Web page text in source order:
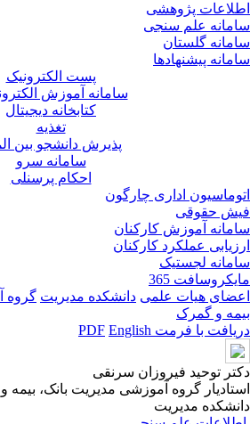
اطلاعات پژوهشی
سامانه علم سنجی
سامانه گلستان
سامانه پیشنهادها
پست الکترونیک
سامانه آموزش
کتابخانه دیجیتال
تغذیه
پذیرش دانشجو بین
سامانه سرو
احکام پرسنلی
اتوماسیون اداری چارگون
فیش حقوقی
سامانه آموزش کارکنان
ارزیابی عملکرد کارکنان
سامانه لجستیک
مایکروسافت 365
اعضای هیات علمی دانشکده مدیریت گروه
بیمه و گمرک
دریافت با فرمت PDF English
دکتر توحید فیروزان سرنقی
استادیار گروه آموزشی مدیریت بانک، بیمه
دانشکده مدیریت